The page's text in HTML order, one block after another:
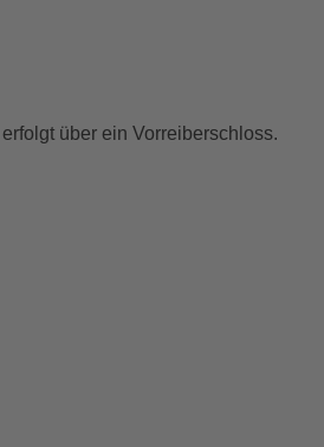
über ein Vorreiberschloss.